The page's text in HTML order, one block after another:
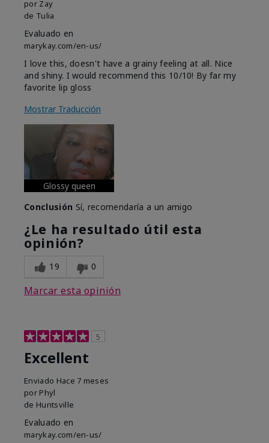
por Zay
de Tulia
Evaluado en
marykay.com/en-us/
I love this, doesn't have a grainy feeling at all. Nice
and shiny. I would recommend this 10/10! By far my
favorite lip gloss
Mostrar Traducción
Glossy queen
Conclusión Sí, recomendaría a un amigo
¿Le ha resultado útil esta
opinión?
19 0
Marcar esta opinión
5
Excellent
Enviado Hace 7 meses
por Phyl
de Huntsville
Evaluado en
marykay.com/en-us/